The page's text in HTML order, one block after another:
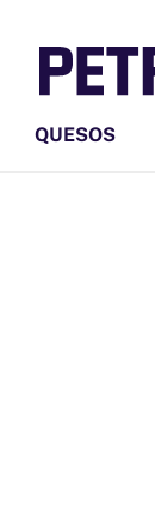
al contenido
QUESOS